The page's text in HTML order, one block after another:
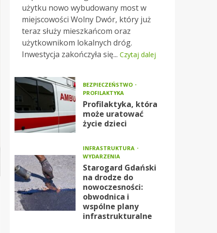
użytku nowo wybudowany most w
miejscowości Wolny Dwór, który już
teraz służy mieszkańcom oraz
użytkownikom lokalnych dróg.
Inwestycja zakończyła się... Czytaj dalej
BEZPIECZEŃSTWO
PROFILAKTYKA
Profilaktyka, która
może uratować
życie dzieci
INFRASTRUKTURA
WYDARZENIA
Starogard Gdański
na drodze do
nowoczesności:
obwodnica i
wspólne plany
infrastrukturalne